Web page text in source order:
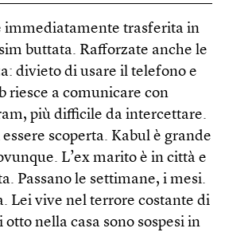
immediatamente trasferita in
buttata. Rafforzate anche le
divieto di usare il telefono e
riesce a comunicare con
più difficile da intercettare.
scoperta. Kabul è grande
L’ex marito è in città e
Passano le settimane, i mesi.
Lei vive nel terrore costante di
otto nella casa sono sospesi in